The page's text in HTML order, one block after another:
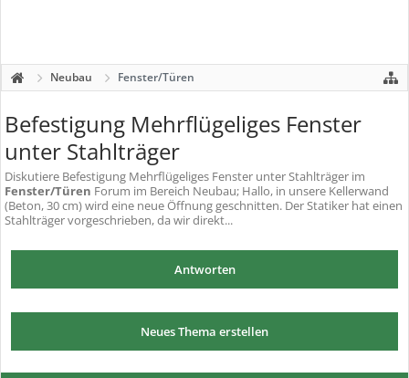
Neubau Fenster/Türen
Befestigung Mehrflügeliges Fenster
unter Stahlträger
Diskutiere Befestigung Mehrflügeliges Fenster unter Stahlträger im
Fenster/Türen Forum im Bereich Neubau; Hallo, in unsere Kellerwand
(Beton, 30 cm) wird eine neue Öffnung geschnitten. Der Statiker hat einen
Stahlträger vorgeschrieben, da wir direkt...
Antworten
Neues Thema erstellen